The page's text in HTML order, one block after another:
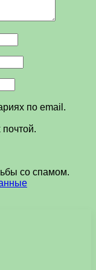
по email.
со спамом.